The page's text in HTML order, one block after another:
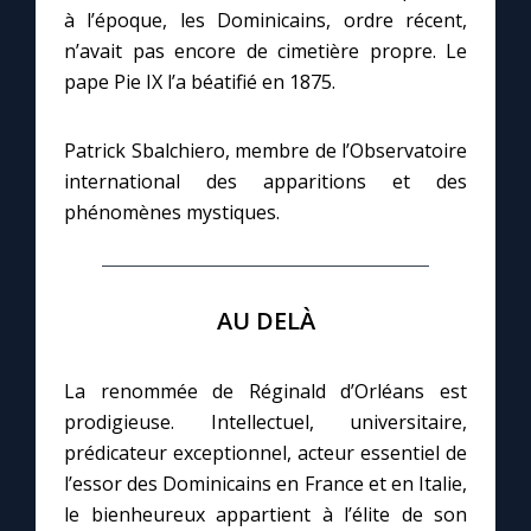
à l’époque, les Dominicains, ordre récent,
n’avait pas encore de cimetière propre. Le
pape Pie IX l’a béatifié en 1875.
Patrick Sbalchiero, membre de l’Observatoire
international des apparitions et des
phénomènes mystiques.
AU DELÀ
La renommée de Réginald d’Orléans est
prodigieuse. Intellectuel, universitaire,
prédicateur exceptionnel, acteur essentiel de
l’essor des Dominicains en France et en Italie,
le bienheureux appartient à l’élite de son